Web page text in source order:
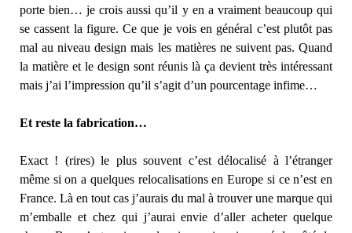
porte bien… je crois aussi qu’il y en a vraiment beaucoup qui
se cassent la figure. Ce que je vois en général c’est plutôt pas
mal au niveau design mais les matières ne suivent pas. Quand
la matière et le design sont réunis là ça devient très intéressant
mais j’ai l’impression qu’il s’agit d’un pourcentage infime…
Et reste la fabrication…
Exact ! (rires) le plus souvent c’est délocalisé à l’étranger
même si on a quelques relocalisations en Europe si ce n’est en
France. Là en tout cas j’aurais du mal à trouver une marque qui
m’emballe et chez qui j’aurai envie d’aller acheter quelque